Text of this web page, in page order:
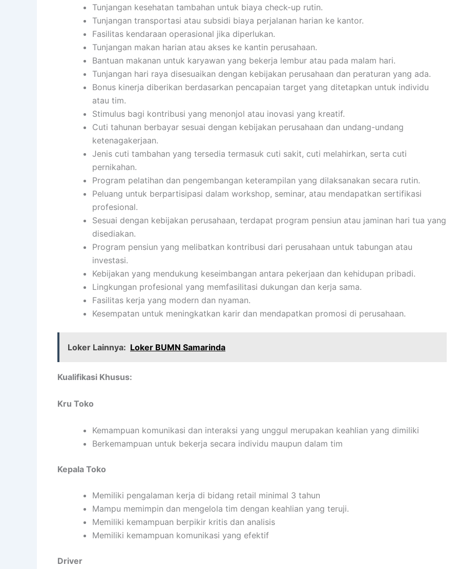
Tunjangan kesehatan tambahan untuk biaya check-up rutin.
Tunjangan transportasi atau subsidi biaya perjalanan harian ke kantor.
Fasilitas kendaraan operasional jika diperlukan.
Tunjangan makan harian atau akses ke kantin perusahaan.
Bantuan makanan untuk karyawan yang bekerja lembur atau pada malam hari.
Tunjangan hari raya disesuaikan dengan kebijakan perusahaan dan peraturan yang ada.
Bonus kinerja diberikan berdasarkan pencapaian target yang ditetapkan untuk individu
atau tim.
Stimulus bagi kontribusi yang menonjol atau inovasi yang kreatif.
Cuti tahunan berbayar sesuai dengan kebijakan perusahaan dan undang-undang
ketenagakerjaan.
Jenis cuti tambahan yang tersedia termasuk cuti sakit, cuti melahirkan, serta cuti
pernikahan.
Program pelatihan dan pengembangan keterampilan yang dilaksanakan secara rutin.
Peluang untuk berpartisipasi dalam workshop, seminar, atau mendapatkan sertifikasi
profesional.
Sesuai dengan kebijakan perusahaan, terdapat program pensiun atau jaminan hari tua yang
disediakan.
Program pensiun yang melibatkan kontribusi dari perusahaan untuk tabungan atau
investasi.
Kebijakan yang mendukung keseimbangan antara pekerjaan dan kehidupan pribadi.
Lingkungan profesional yang memfasilitasi dukungan dan kerja sama.
Fasilitas kerja yang modern dan nyaman.
Kesempatan untuk meningkatkan karir dan mendapatkan promosi di perusahaan.
Loker Lainnya: Loker BUMN Samarinda
Kualifikasi Khusus:
Kru Toko
Kemampuan komunikasi dan interaksi yang unggul merupakan keahlian yang dimiliki
Berkemampuan untuk bekerja secara individu maupun dalam tim
Kepala Toko
Memiliki pengalaman kerja di bidang retail minimal 3 tahun
Mampu memimpin dan mengelola tim dengan keahlian yang teruji.
Memiliki kemampuan berpikir kritis dan analisis
Memiliki kemampuan komunikasi yang efektif
Driver